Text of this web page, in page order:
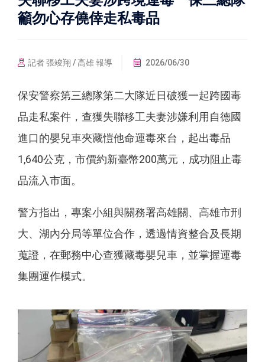
籲勿心存僥倖走私毒品
記者 張竣翔 / 高雄 報導 2026/06/30
保安警察第三總隊第二大隊近日破獲一起跨國毒
品走私案件，查獲失聯移工夫妻涉嫌利用自德國
進口的嬰兒車夾藏愷他命運毒來台，起出毒品
1,640公克，市價約新臺幣200萬元，成功阻止毒
品流入市面。
警方指出，專案小組與關務署高雄關、高雄市刑
大、湖內分局等單位合作，透過情資整合及長期
蒐證，在郵務中心查獲藏毒嬰兒車，並掌握運毒
集團運作模式。